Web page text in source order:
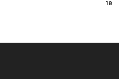
18